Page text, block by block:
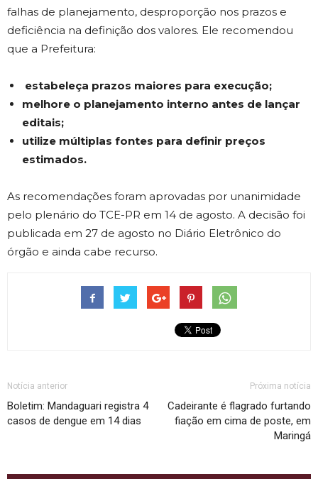
falhas de planejamento, desproporção nos prazos e
deficiência na definição dos valores. Ele recomendou
que a Prefeitura:
estabeleça prazos maiores para execução;
melhore o planejamento interno antes de lançar
editais;
utilize múltiplas fontes para definir preços
estimados.
As recomendações foram aprovadas por unanimidade
pelo plenário do TCE-PR em 14 de agosto. A decisão foi
publicada em 27 de agosto no Diário Eletrônico do
órgão e ainda cabe recurso.
Notícia anterior
Boletim: Mandaguari registra 4
casos de dengue em 14 dias
Próxima notícia
Cadeirante é flagrado furtando
fiação em cima de poste, em
Maringá